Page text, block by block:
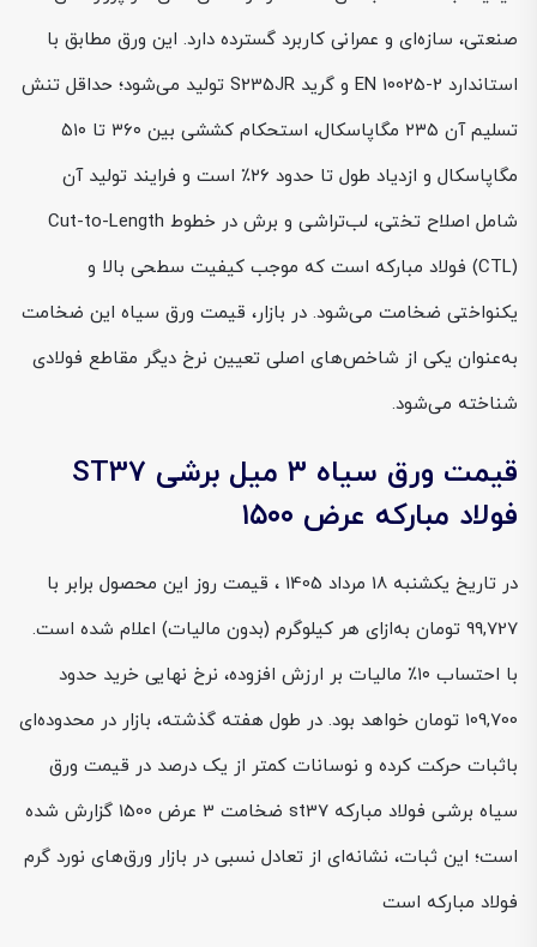
صنعتی، سازه‌ای و عمرانی کاربرد گسترده دارد. این ورق مطابق با
استاندارد EN 10025-2 و گرید S235JR تولید می‌شود؛ حداقل تنش
تسلیم آن ۲۳۵ مگاپاسکال، استحکام کششی بین ۳۶۰ تا ۵۱۰
مگاپاسکال و ازدیاد طول تا حدود ۲۶٪ است و فرایند تولید آن
شامل اصلاح تختی، لب‌تراشی و برش در خطوط Cut-to-Length
(CTL) فولاد مبارکه است که موجب کیفیت سطحی بالا و
یکنواختی ضخامت می‌شود. در بازار، قیمت ورق سیاه این ضخامت
به‌عنوان یکی از شاخص‌های اصلی تعیین نرخ دیگر مقاطع فولادی
شناخته می‌شود.
قیمت ورق سیاه ۳ میل برشی ST37
فولاد مبارکه عرض ۱۵۰۰
در تاریخ یکشنبه 18 مرداد 1405 ، قیمت روز این محصول برابر با
99,727 تومان به‌ازای هر کیلوگرم (بدون مالیات) اعلام شده است.
با احتساب ۱۰٪ مالیات بر ارزش افزوده، نرخ نهایی خرید حدود
109,700 تومان خواهد بود. در طول هفته گذشته، بازار در محدوده‌ای
باثبات حرکت کرده و نوسانات کمتر از یک درصد در قیمت ورق
سیاه برشی فولاد مبارکه st37 ضخامت 3 عرض 1500 گزارش شده
است؛ این ثبات، نشانه‌ای از تعادل نسبی در بازار ورق‌های نورد گرم
فولاد مبارکه است